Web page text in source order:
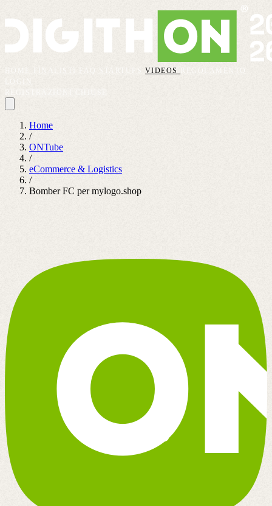
VIDEOS
REGOLAMENTO
Home
/
ONTube
/
eCommerce & Logistics
/
Bomber FC per mylogo.shop